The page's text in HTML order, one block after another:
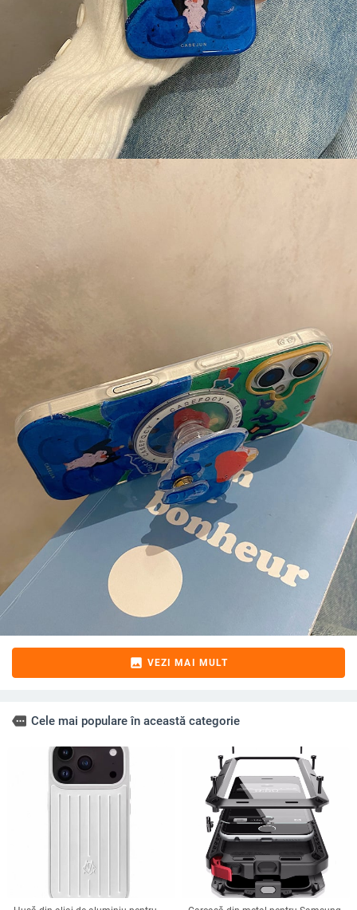
image VEZI MAI MULT
more Cele mai populare în această categorie